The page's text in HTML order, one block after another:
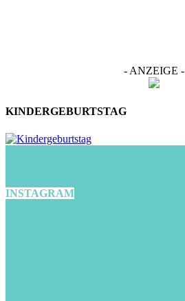
- ANZEIGE -
KINDERGEBURTSTAG
INSTAGRAM